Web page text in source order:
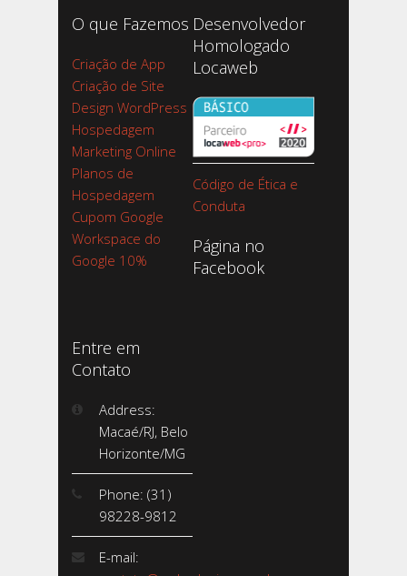
O que Fazemos
Criação de App
Criação de Site
Design WordPress
Hospedagem
Marketing Online
Planos de
Hospedagem
Cupom Google
Workspace do
Google 10%
Desenvolvedor
Homologado
Locaweb
Código de Ética e
Conduta
Página no
Facebook
Entre em
Contato
Address:
Macaé/RJ, Belo
Horizonte/MG
Phone: (31)
98228-9812
E-mail: